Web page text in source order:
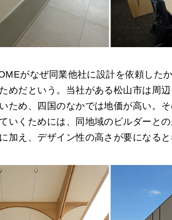
がなぜ同業他社に設計を依頼した
めだという。当社がある松山市は周
ため、四国のなかでは地価が高い。
いくためには、同地域のビルダーとの
加え、デザイン性の高さが要になると